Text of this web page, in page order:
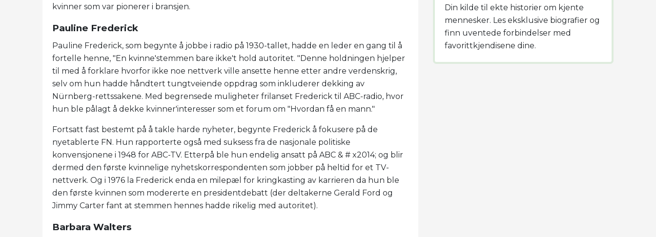
kvinner som var pionerer i bransjen.
Pauline Frederick
Pauline Frederick, som begynte å jobbe i radio på 1930-tallet, hadde en leder en gang til å
fortelle henne, "En kvinne'stemmen bare ikke't hold autoritet. "Denne holdningen hjelper
til med å forklare hvorfor ikke noe nettverk ville ansette henne etter andre verdenskrig,
selv om hun hadde håndtert tungtveiende oppdrag som inkluderer dekking av
Nürnberg-rettssakene. Med begrensede muligheter frilanset Frederick til ABC-radio, hvor
hun ble pålagt å dekke kvinner'interesser som et forum om "Hvordan få en mann."
Fortsatt fast bestemt på å takle harde nyheter, begynte Frederick å fokusere på de
nyetablerte FN. Hun rapporterte også med suksess fra de nasjonale politiske
konvensjonene i 1948 for ABC-TV. Etterpå ble hun endelig ansatt på ABC & # x2014; og blir
dermed den første kvinnelige nyhetskorrespondenten som jobber på heltid for et TV-
nettverk. Og i 1976 la Frederick enda en milepæl for kringkasting av karrieren da hun ble
den første kvinnen som modererte en presidentdebatt (der deltakerne Gerald Ford og
Jimmy Carter fant at stemmen hennes hadde rikelig med autoritet).
Barbara Walters
Din kilde til ekte historier om kjente
mennesker. Les eksklusive biografier og
finn uventede forbindelser med
favorittkjendisene dine.